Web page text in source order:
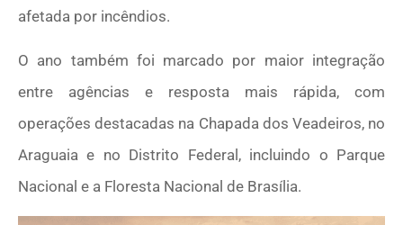
afetada por incêndios.
O ano também foi marcado por maior integração
entre agências e resposta mais rápida, com
operações destacadas na Chapada dos Veadeiros, no
Araguaia e no Distrito Federal, incluindo o Parque
Nacional e a Floresta Nacional de Brasília.